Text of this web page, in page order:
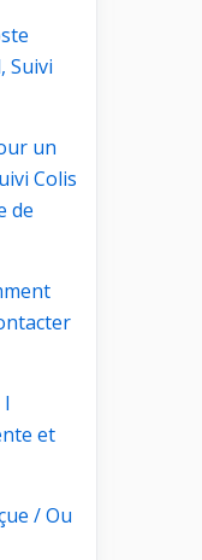
Suivi
un
Colis
de
et
/ Ou